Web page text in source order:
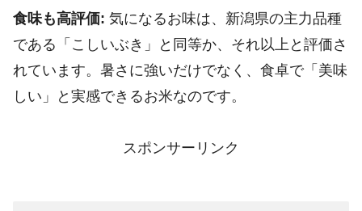
食味も高評価: 気になるお味は、新潟県の主力品種
である「こしいぶき」と同等か、それ以上と評価さ
れています。暑さに強いだけでなく、食卓で「美味
しい」と実感できるお米なのです。
スポンサーリンク